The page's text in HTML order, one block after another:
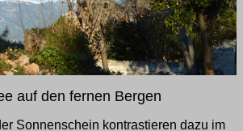
auf den fernen Bergen
Sonnenschein kontrastieren dazu im